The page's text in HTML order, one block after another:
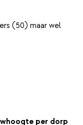
(50) maar wel
per dorp